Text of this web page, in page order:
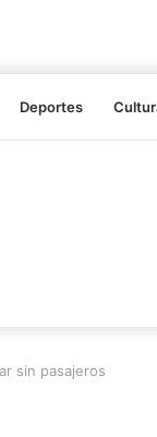
Deportes
sin pasajeros